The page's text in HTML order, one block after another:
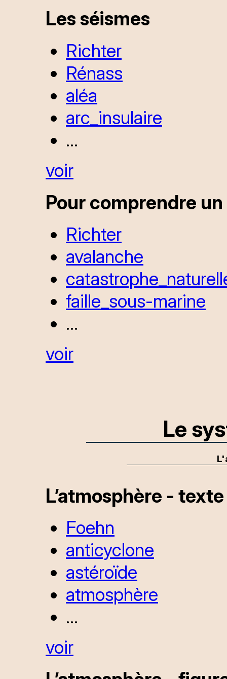
Les séismes
Richter
Rénass
aléa
arc_insulaire
...
voir
Pour comprendre
Richter
avalanche
faille_sous-marine
...
voir
Le
L’atmosphère - texte
Foehn
anticyclone
astéroïde
atmosphère
...
voir